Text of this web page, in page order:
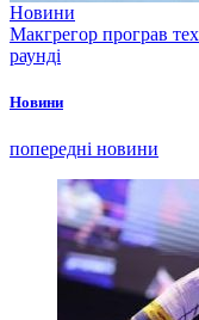
Новини
Макгрегор програв
раунді
Новини
попередні новини